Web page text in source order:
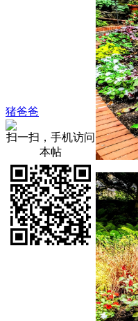
猪爸爸
扫一扫，手机访问
本帖